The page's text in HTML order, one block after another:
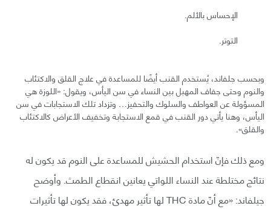
الإحساس بالألم.
التوتر.
وبحسب جلفاند، يُستخدم القنب أيضًا للمساعدة في علاج القلق والاكتئاب
والنوم وحتى جفاف المهبل بين النساء في سن اليأس، ويقول: «اللوزة هي
المسؤولة عن العواطف والسلوك والتحفيز… وتزداد تلك الاستجابات في سن
اليأس، وهنا يأتي دور القنب في قمع الاستجابة وتخفيف الأعراض كالاكتئاب
والقلق».
ومع ذلك فإنّ استخدام الحشيش للمساعدة على النوم قد يكون له
نتائج مختلطة عند النساء اللواتي يعانين انقطاع الطمث. وأوضح
جيلفاند: «مع أنّ مادة THC لها تأثير مهدئ، فقد يكون لها تأثيرات